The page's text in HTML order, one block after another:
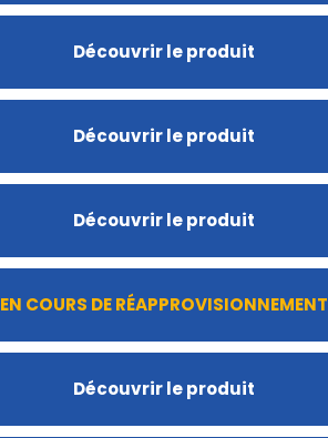
Découvrir le produit
Découvrir le produit
Découvrir le produit
EN COURS DE RÉAPPROVISIONNEMENT
Découvrir le produit